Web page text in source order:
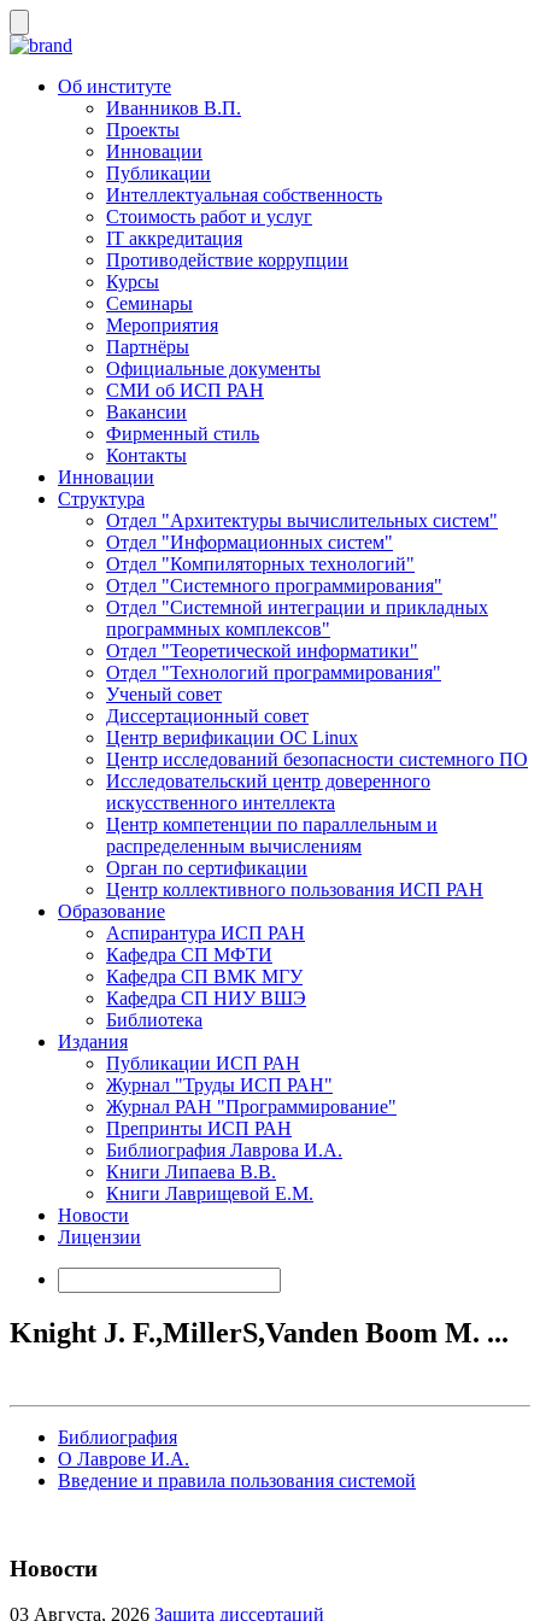
Об институте
Иванников В.П.
Проекты
Инновации
Публикации
Интеллектуальная собственность
Стоимость работ и услуг
IT аккредитация
Противодействие коррупции
Курсы
Семинары
Мероприятия
Партнёры
Официальные документы
СМИ об ИСП РАН
Вакансии
Фирменный стиль
Контакты
Инновации
Структура
Отдел "Архитектуры вычислительных систем"
Отдел "Информационных систем"
Отдел "Компиляторных технологий"
Отдел "Системного программирования"
Отдел "Системной интеграции и прикладных
программных комплексов"
Отдел "Теоретической информатики"
Отдел "Технологий программирования"
Ученый совет
Диссертационный совет
Центр верификации ОС Linux
Центр исследований безопасности системного ПО
Исследовательский центр доверенного
искусственного интеллекта
Центр компетенции по параллельным и
распределенным вычислениям
Орган по сертификации
Центр коллективного пользования ИСП РАН
Образование
Аспирантура ИСП РАН
Кафедра СП МФТИ
Кафедра СП ВМК МГУ
Кафедра СП НИУ ВШЭ
Библиотека
Издания
Публикации ИСП РАН
Журнал "Труды ИСП РАН"
Журнал РАН "Программирование"
Препринты ИСП РАН
Библиография Лаврова И.А.
Книги Липаева В.В.
Книги Лаврищевой Е.М.
Новости
Лицензии
Knight J. F.,MillerS,Vanden Boom M. ...
Библиография
О Лаврове И.А.
Введение и правила пользования системой
Новости
03 Августа, 2026 Защита диссертаций